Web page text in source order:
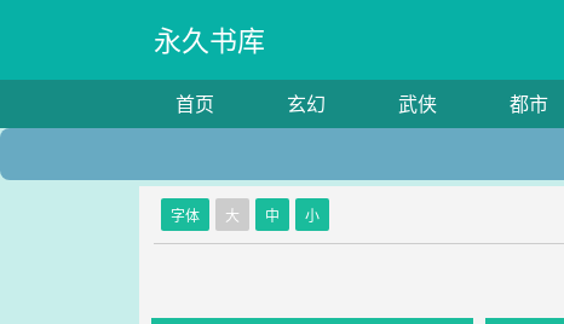
永久书库
首页 玄幻 武侠 都市
字体 大 中 小